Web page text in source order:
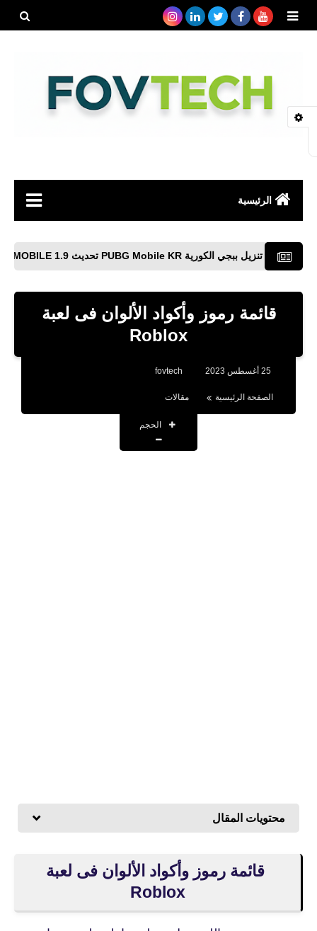
الرئيسية
مواقع
برامج كمبيوتر
تنزيل ببجي الكورية PUBG Mobile KR تحديث PUBG MOBILE 1.9
قائمة رموز وأكواد الألوان فى لعبة
Roblox
fovtech
الصفحة الرئيسية مقالات
الحجم
محتويات المقال
قائمة رموز وأكواد الألوان فى لعبة
Roblox